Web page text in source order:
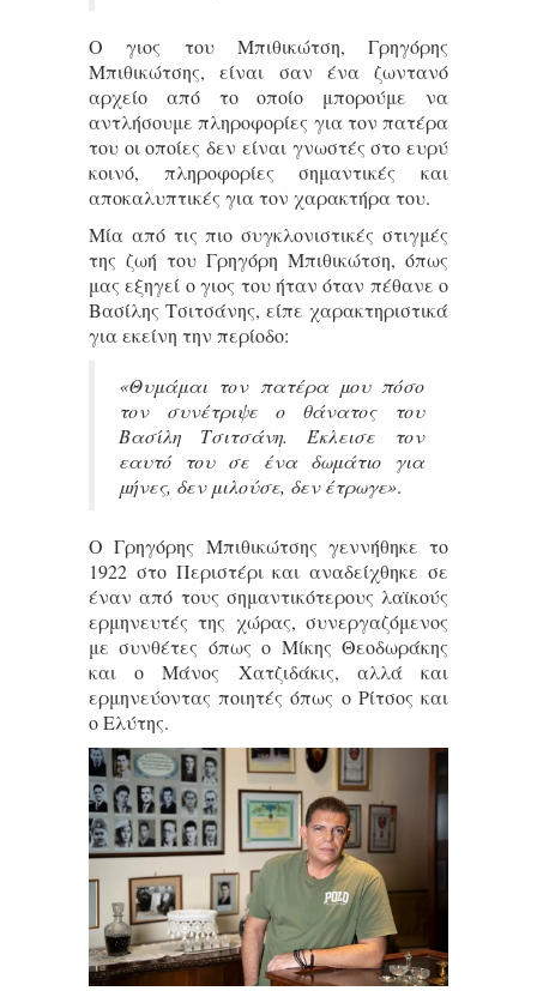
Ο γιος του Μπιθικώτση, Γρηγόρης
Μπιθικώτσης, είναι σαν ένα ζωντανό
αρχείο από το οποίο μπορούμε να
αντλήσουμε πληροφορίες για τον πατέρα
του οι οποίες δεν είναι γνωστές στο ευρύ
κοινό, πληροφορίες σημαντικές και
αποκαλυπτικές για τον χαρακτήρα του.
Μία από τις πιο συγκλονιστικές στιγμές
της ζωή του Γρηγόρη Μπιθικώτση, όπως
μας εξηγεί ο γιος του ήταν όταν πέθανε ο
Βασίλης Τσιτσάνης, είπε χαρακτηριστικά
για εκείνη την περίοδο:
«Θυμάμαι τον πατέρα μου πόσο
τον συνέτριψε ο θάνατος του
Βασίλη Τσιτσάνη. Έκλεισε τον
εαυτό του σε ένα δωμάτιο για
μήνες, δεν μιλούσε, δεν έτρωγε».
Ο Γρηγόρης Μπιθικώτσης γεννήθηκε το
1922 στο Περιστέρι και αναδείχθηκε σε
έναν από τους σημαντικότερους λαϊκούς
ερμηνευτές της χώρας, συνεργαζόμενος
με συνθέτες όπως ο Μίκης Θεοδωράκης
και ο Μάνος Χατζιδάκις, αλλά και
ερμηνεύοντας ποιητές όπως ο Ρίτσος και
ο Ελύτης.